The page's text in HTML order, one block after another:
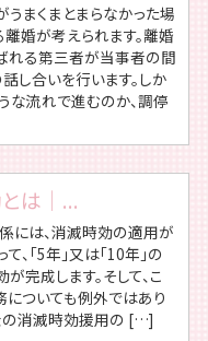
まくまとまらなかった場
婚が考えられます。離婚
れる第三者が当事者の間
し合いを行います。しか
な流れで進むのか、調停
は｜...
には、消滅時効の適用が
、「5年」又は「10年」の
完成します。そして、こ
ついても例外ではあり
の消滅時効援用の […]